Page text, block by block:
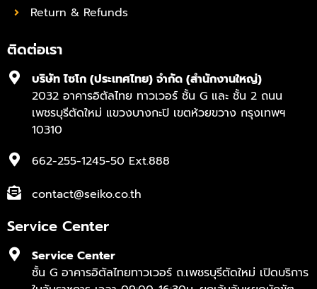
Return & Refunds
ติดต่อเรา
บริษัท ไซโก (ประเทศไทย) จำกัด (สำนักงานใหญ่)
2032 อาคารอิตัลไทย ทาวเวอร์ ชั้น G และ ชั้น 2 ถนน
เพชรบุรีตัดใหม่ แขวงบางกะปิ เขตห้วยขวาง กรุงเทพฯ
10310
662-255-1245-50 Ext.888
contact@seiko.co.th
Service Center
Service Center
ชั้น G อาคารอิตัลไทยทาวเวอร์ ถ.เพชรบุรีตัดใหม่ เปิดบริการ